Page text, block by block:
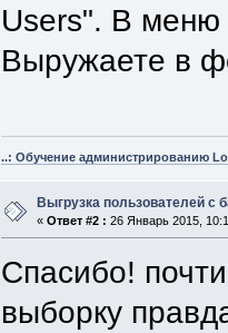
Users". В меню
Выружаете в
..: Обучение администрированию
Выгрузка пользователей с
«Ответ #2 : 26 Январь 2015,
Спасибо!
выборку